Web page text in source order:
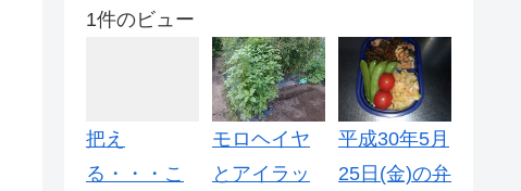
1件のビュー
把え
る・・・こ
モロヘイヤ
とアイラッ
平成30年5月
25日(金)の弁